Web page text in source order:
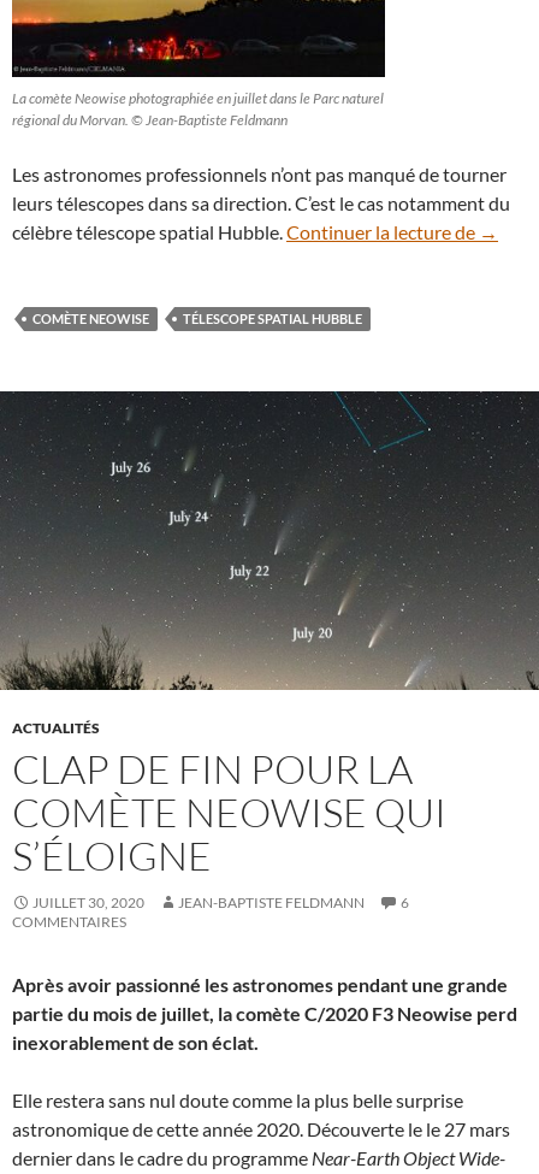
La comète Neowise photographiée en juillet dans le Parc naturel
régional du Morvan. © Jean-Baptiste Feldmann
Les astronomes professionnels n’ont pas manqué de tourner
leurs télescopes dans sa direction. C’est le cas notamment du
célèbre télescope spatial Hubble.Continuer la lecture de La
→
COMÈTE NEOWISE TÉLESCOPE SPATIAL HUBBLE
ACTUALITÉS
CLAP DE FIN POUR LA
COMÈTE NEOWISE QUI
S’ÉLOIGNE
JUILLET 30, 2020 JEAN-BAPTISTE FELDMANN
6
COMMENTAIRES
Après avoir passionné les astronomes pendant une grande
partie du mois de juillet, la comète C/2020 F3 Neowise perd
inexorablement de son éclat.
Elle restera sans nul doute comme la plus belle surprise
astronomique de cette année 2020. Découverte le le 27 mars
dernier dans le cadre du programme Near-Earth Object Wide-